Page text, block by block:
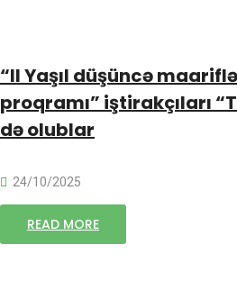
“II Yaşıl düşüncə
proqramı” iştirakçıları
də olublar
24/10/2025
READ MORE